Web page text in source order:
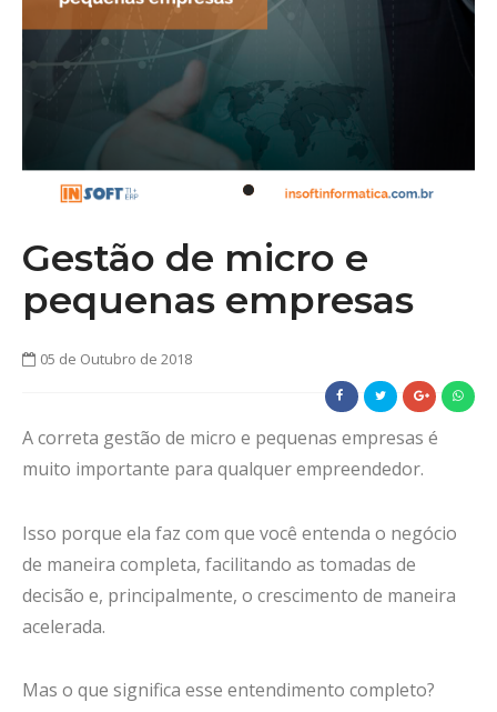
Gestão de micro e
pequenas empresas
05 de Outubro de 2018
A correta gestão de micro e pequenas empresas é
muito importante para qualquer empreendedor.
Isso porque ela faz com que você entenda o negócio
de maneira completa, facilitando as tomadas de
decisão e, principalmente, o crescimento de maneira
acelerada.
Mas o que significa esse entendimento completo?